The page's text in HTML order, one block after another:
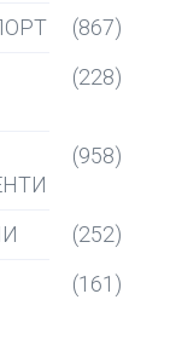
(867)
(228)
(958)
(252)
(161)